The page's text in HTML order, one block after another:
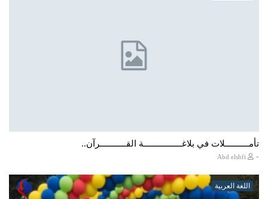
تأمــــــــــلات في بلاغــــــــــــــــة القـــــــــــرآن..
-
اللغة العربية